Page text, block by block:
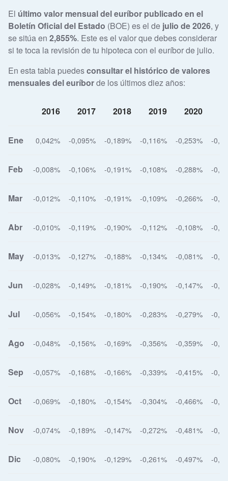
El último valor mensual del euríbor publicado en el
Boletín Oficial del Estado (BOE) es el de julio de 2026, y
se sitúa en 2,855%. Este es el valor que debes considerar
si te toca la revisión de tu hipoteca con el euríbor de julio.
En esta tabla puedesconsultar el histórico de valores
mensuales del euríborde los últimos diez años:
2016 2017 2018 2019 2020
Ene 0,042% -0,095% -0,189% -0,116% -0,253% -
Feb -0,008% -0,106% -0,191% -0,108% -0,288% -
Mar -0,012% -0,110% -0,191% -0,109% -0,266% -
Abr -0,010% -0,119% -0,190% -0,112% -0,108% -
May -0,013% -0,127% -0,188% -0,134% -0,081% -
Jun -0,028% -0,149% -0,181% -0,190% -0,147% -
Jul -0,056% -0,154% -0,180% -0,283% -0,279% -
Ago -0,048% -0,156% -0,169% -0,356% -0,359% -
Sep -0,057% -0,168% -0,166% -0,339% -0,415% -
Oct -0,069% -0,180% -0,154% -0,304% -0,466% -
Nov -0,074% -0,189% -0,147% -0,272% -0,481% -
Dic -0,080% -0,190% -0,129% -0,261% -0,497% -